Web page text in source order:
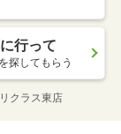
行って
探してもらう
クラス東店